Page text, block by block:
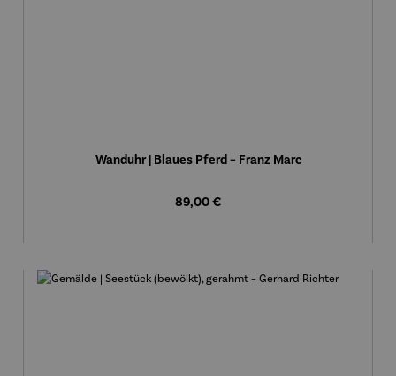
Wanduhr | Blaues Pferd – Franz Marc
Regulärer Preis:
89,00 €